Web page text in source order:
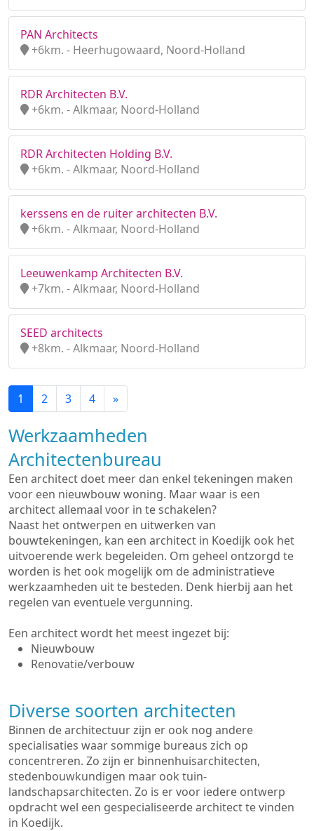
PAN Architects
+6km. - Heerhugowaard, Noord-Holland
RDR Architecten B.V.
+6km. - Alkmaar, Noord-Holland
RDR Architecten Holding B.V.
+6km. - Alkmaar, Noord-Holland
kerssens en de ruiter architecten B.V.
+6km. - Alkmaar, Noord-Holland
Leeuwenkamp Architecten B.V.
+7km. - Alkmaar, Noord-Holland
SEED architects
+8km. - Alkmaar, Noord-Holland
1 2 3 4 »
Werkzaamheden
Architectenbureau
Een architect doet meer dan enkel tekeningen maken
voor een nieuwbouw woning. Maar waar is een
architect allemaal voor in te schakelen?
Naast het ontwerpen en uitwerken van
bouwtekeningen, kan een architect in Koedijk ook het
uitvoerende werk begeleiden. Om geheel ontzorgd te
worden is het ook mogelijk om de administratieve
werkzaamheden uit te besteden. Denk hierbij aan het
regelen van eventuele vergunning.
Een architect wordt het meest ingezet bij:
Nieuwbouw
Renovatie/verbouw
Diverse soorten architecten
Binnen de architectuur zijn er ook nog andere
specialisaties waar sommige bureaus zich op
concentreren. Zo zijn er binnenhuisarchitecten,
stedenbouwkundigen maar ook tuin-
landschapsarchitecten. Zo is er voor iedere ontwerp
opdracht wel een gespecialiseerde architect te vinden
in Koedijk.